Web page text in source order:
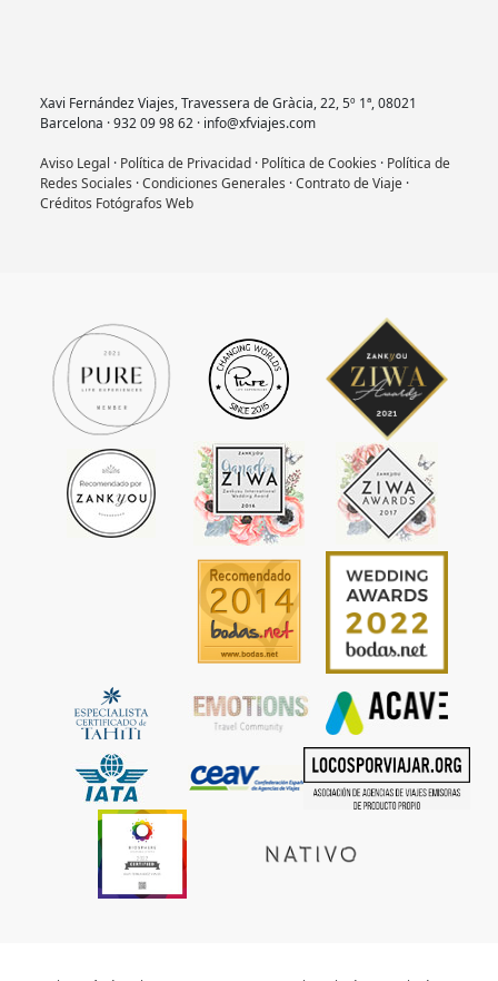
Xavi Fernández Viajes, Travessera de Gràcia, 22, 5º 1ª, 08021
Barcelona · 932 09 98 62 · info@xfviajes.com
Aviso Legal · Política de Privacidad· Política de Cookies · Política de
Redes Sociales ·Condiciones Generales ·Contrato de Viaje·
Créditos Fotógrafos Web